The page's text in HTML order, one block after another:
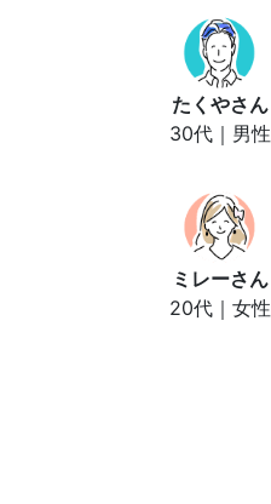
たくやさん
30代｜男性
ミレーさん
20代｜女性